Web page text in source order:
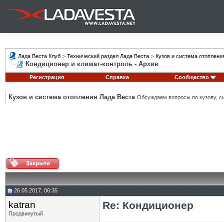
Лада Веста Клуб > Технический раздел Лада Веста > Кузов и система
Кондиционер и климат-контроль - Архив
Регистрация Справка Сообщество
Кузов и система отопления Лада Веста Обсуждаем вопросы по кузову,
26.05.2017, 06:35
katran
Продвинутый
Re: Кондиционер